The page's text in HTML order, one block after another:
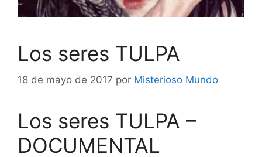
Los seres TULPA
18 de mayo de 2017 por Misterioso Mundo
Los seres TULPA –
DOCUMENTAL